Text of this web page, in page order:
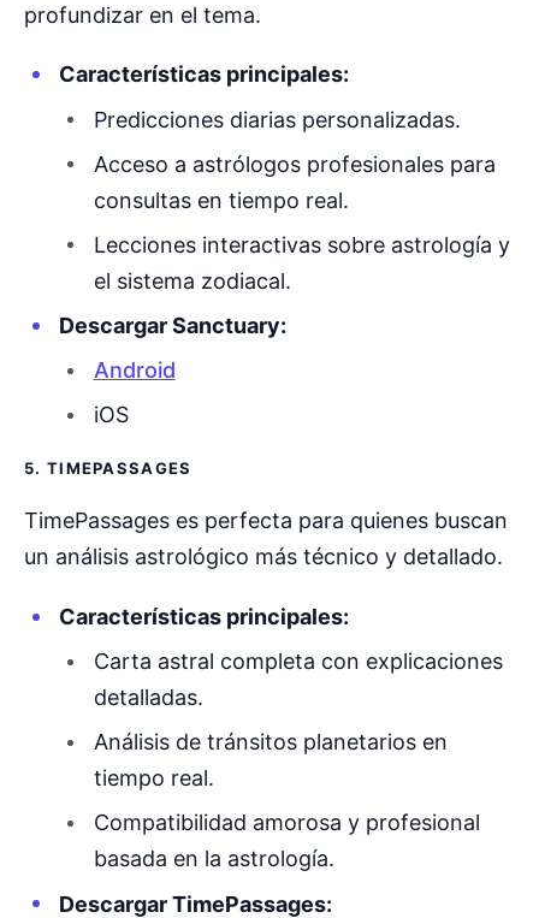
profundizar en el tema.
Características principales:
Predicciones diarias personalizadas.
Acceso a astrólogos profesionales para
consultas en tiempo real.
Lecciones interactivas sobre astrología y
el sistema zodiacal.
Descargar Sanctuary:
Android
iOS
5. TIMEPASSAGES
TimePassages es perfecta para quienes buscan
un análisis astrológico más técnico y detallado.
Características principales:
Carta astral completa con explicaciones
detalladas.
Análisis de tránsitos planetarios en
tiempo real.
Compatibilidad amorosa y profesional
basada en la astrología.
Descargar TimePassages: